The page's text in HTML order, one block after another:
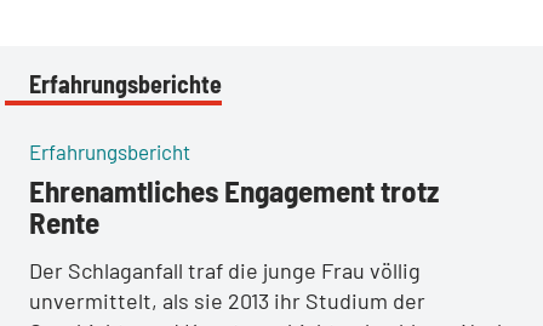
Erfahrungsberichte
Erfahrungsbericht:
Ehrenamtliches Engagement trotz
Rente
Der Schlaganfall traf die junge Frau völlig
unvermittelt, als sie 2013 ihr Studium der